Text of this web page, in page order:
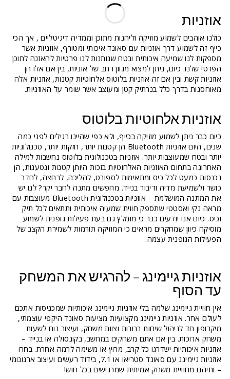
אוזניות
כולנו אוהבים לשמוע מוזיקה וליהנות מתוכן וממדיה דיגיטליים , אך הכי
כייף זה לשמוע דרך אוזניות עם סאונד איכותי ומטורף, אוזניות אשר
מספקות לנו שמיעה איכותית ובטח שנותנות לנו פרטיות להאזנה לתוכן
הפרטי שלנו. כיום, ניתן למצוא מגוון רחב של אוניות, בין אם אלו הן
אוזניות קשת ובין אם זה אוזניות בלוטוס אלחוטיות קטנות, אוזניות אלה
מאוחסנות בדרך כלל בנרתיק קטן ומעוצב אשר שומר על האוזניות.
אוזניות אלחוטיות בלוטוס
כיום כבר ניתן לשמוע מוזיקה בכייף, ולא כפי שהיינו רגילים לפני כמה
שנים, היום אוזניות Bluetooth הן קטנות יותר, חזקות יותר, טכנולוגיות
יותר ובטח שמעוצבות יותר. אוזניות בטכנולוגית בלוטוס נחשבות למילה
האחרונה בתחום האוזניות האלחוטיות בזכות היותן קטנות ונטענות, הן
נכנסות כמעט לכל כיס ומתאימות לספורט, להליכה, לרחצה, לחדר
כושר ולשמיעת מדיה ודיבור בנייד. מחפשים מתנה לחבר יקר? לנו יש
את המתנה המושלמת – אוזניות בטכנולוגית Bluetooth מעוצבות עם
מראה נקי ואסטטי שתספק חווית שמעיה איכותית ותתאים לכל תיק
וכיס. כיום אנו יודעים כבר כי מומלץ גם בעת פעילות גופנית לשמוע
מוסיקה כיוון שמחקרים מראים כי המוזיקה תורמות לשמירת הקצב של
הפעילות הגופנית עצמה.
אוזניות גיימינג – להרגיש את המשחק
עד הסוף
אין חוויית גיימינג שלמה בלי אוזניות גיימינג איכותיות שמכניסות אתכם
לעולם אחר. אוזניות גיימינג מקצועיות מציעות סאונד היקפי עוצמתי,
מיקרופון חד לניהול שיחות ברורות וצוות משחק, ועיצוב נוח לשעות
משחק ארוכות. בין אם אתם משחקים במחשב, בקונסולה או בנייד –
אוזניות איכותיות ישדרגו כל קרב, מרוץ או משימה לרמה אחרת. בחרו
אוזניות גיימינג עם סאונד סטריאו או 7.1, בידוד רעשים ועיצוב ארגונומי
– ותיהנו מחוויית משחק אמיתית שמרגישים בכל חוש!